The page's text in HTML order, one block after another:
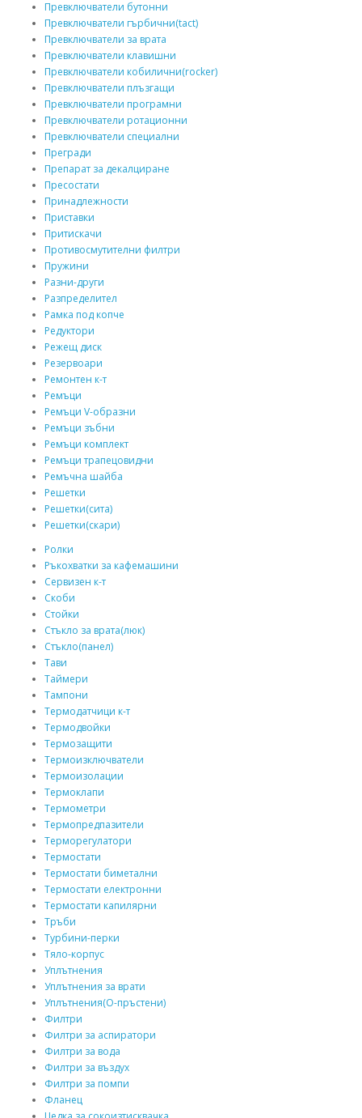
Превключватели бутонни
Превключватели гърбични(tact)
Превключватели за врата
Превключватели клавишни
Превключватели кобилични(rocker)
Превключватели плъзгащи
Превключватели програмни
Превключватели ротационни
Превключватели специални
Прегради
Препарат за декалциране
Пресостати
Принадлежности
Приставки
Притискачи
Противосмутителни филтри
Пружини
Разни-други
Разпределител
Рамка под копче
Редуктори
Режещ диск
Резервоари
Ремонтен к-т
Ремъци
Ремъци V-образни
Ремъци зъбни
Ремъци комплект
Ремъци трапецовидни
Ремъчна шайба
Решетки
Решетки(сита)
Решетки(скари)
Ролки
Ръкохватки за кафемашини
Сервизен к-т
Скоби
Стойки
Стъкло за врата(люк)
Стъкло(панел)
Тави
Таймери
Тампони
Термодатчици к-т
Термодвойки
Термозащити
Термоизключватели
Термоизолации
Термоклапи
Термометри
Термопредпазители
Терморегулатори
Термостати
Термостати биметални
Термостати електронни
Термостати капилярни
Тръби
Турбини-перки
Тяло-корпус
Уплътнения
Уплътнения за врати
Уплътнения(О-пръстени)
Филтри
Филтри за аспиратори
Филтри за вода
Филтри за въздух
Филтри за помпи
Фланец